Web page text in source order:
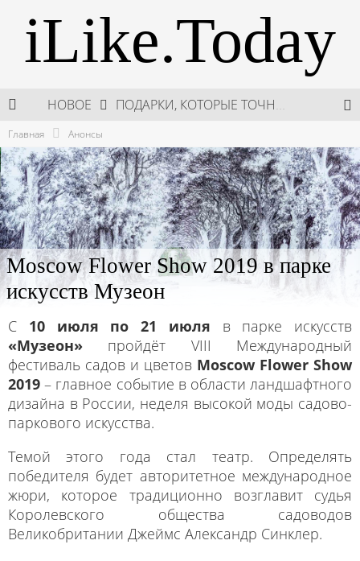
iLike.Today
НОВОЕ ПОДАРКИ, КОТОРЫЕ ТОЧНО ПОРАДУЮТ БЛИЗКИХ В МАЙСКИЕ ПРАЗДНИКИ
НЕДЕЛЯ ВЫСОКОЙ МОДЫ РОССИИ: НОВАЯ ГЛАВА ОТЕЧЕСТВЕННОГО КУТЮРА
ШКОЛА ШЕФА: КУХНЯ НОВОГО ВРЕМЕНИ 2026
Главная Анонсы
Moscow Flower Show 2019 в парке
искусств Музеон
С 10 июля по 21 июля в парке искусств
«Музеон» пройдёт VIII Международный
фестиваль садов и цветов Moscow Flower Show
2019 – главное событие в области ландшафтного
дизайна в России, неделя высокой моды садово-
паркового искусства.
Темой этого года стал театр. Определять
победителя будет авторитетное международное
жюри, которое традиционно возглавит судья
Королевского общества садоводов
Великобритании Джеймс Александр Синклер.